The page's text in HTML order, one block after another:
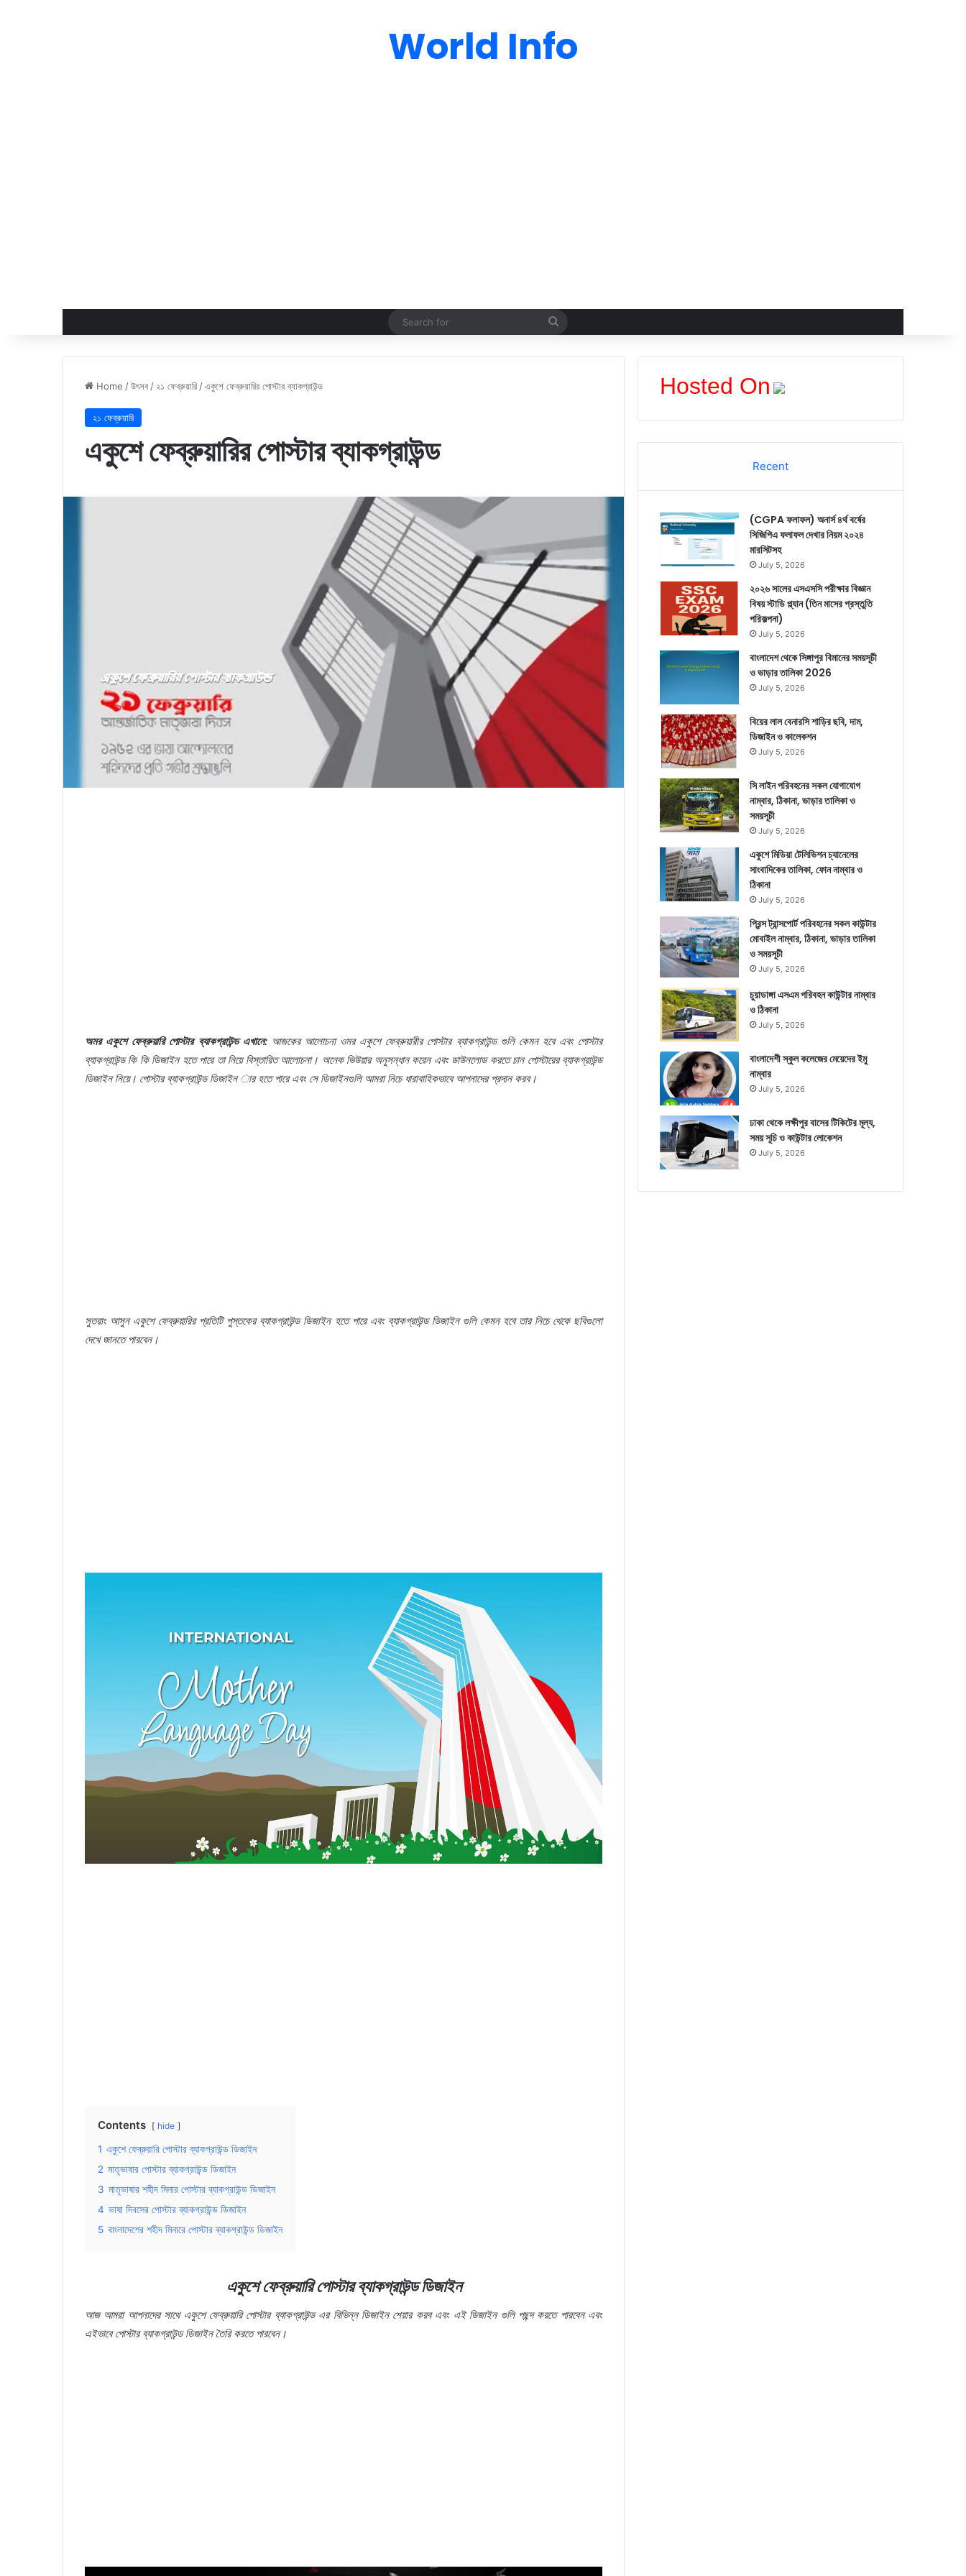
World Info
Search
Home /উৎসব /২১ ফেব্রুয়ারি /একুশে ফেব্রুয়ারির পোস্টার ব্যাকগ্রাউন্ড
২১ ফেব্রুয়ারি
একুশে ফেব্রুয়ারির পোস্টার ব্যাকগ্রাউন্ড
অমর একুশে ফেব্রুয়ারি পোস্টার ব্যাকগ্রাউন্ড এখানে: আজকের আলোচনা ওমর একুশে ফেব্রুয়ারীর পোস্টার ব্যাকগ্রাউন্ড গুলি কেমন হবে এবং পোস্টার
ব্যাকগ্রাউন্ড কি কি ডিজাইন হতে পারে তা নিয়ে বিস্তারিত আলোচনা। অনেক ভিউয়ার অনুসন্ধান করেন এবং ডাউনলোড করতে চান পোস্টারের ব্যাকগ্রাউন্ড
ডিজাইন নিয়ে। পোস্টার ব্যাকগ্রাউন্ড ডিজাইন ার হতে পারে এবং সে ডিজাইনগুলি আমরা নিচে ধারাবাহিকভাবে আপনাদের প্রদান করব।
সুতরাং আসুন একুশে ফেব্রুয়ারির প্রতিটি পুস্তকের ব্যাকগ্রাউন্ড ডিজাইন হতে পারে এবং ব্যাকগ্রাউন্ড ডিজাইন গুলি কেমন হবে তার নিচে থেকে ছবিগুলো
দেখে জানতে পারবেন।
Contents hide
1 একুশে ফেব্রুয়ারি পোস্টার ব্যাকগ্রাউন্ড ডিজাইন
2 মাতৃভাষার পোস্টার ব্যাকগ্রাউন্ড ডিজাইন
3 মাতৃভাষার শহীদ মিনার পোস্টার ব্যাকগ্রাউন্ড ডিজাইন
4 ভাষা দিবসের পোস্টার ব্যাকগ্রাউন্ড ডিজাইন
5 বাংলাদেশের শহীদ মিনারে পোস্টার ব্যাকগ্রাউন্ড ডিজাইন
একুশে ফেব্রুয়ারিপোস্টারব্যাকগ্রাউন্ডডিজাইন
আজ আমরা আপনাদের সাথে একুশে ফেব্রুয়ারি পোস্টার ব্যাকগ্রাউন্ড এর বিভিন্ন ডিজাইন শেয়ার করব এবং এই ডিজাইন গুলি পছন্দ করতে পারবেন এবং
এইভাবে পোস্টার ব্যাকগ্রাউন্ড ডিজাইন তৈরি করতে পারবেন।
Hosted On
Recent
(CGPA ফলাফল) অনার্স ৪র্থ বর্ষের
সিজিপিএ ফলাফল দেখার নিয়ম ২০২৪
মারসিটসহ
July 5, 2026
২০২৬ সালের এসএসসি পরীক্ষার বিজ্ঞান
বিষয় স্টাডি প্ল্যান (তিন মাসের প্রস্তুতি
পরিকল্পনা)
July 5, 2026
বাংলাদেশ থেকে সিঙ্গাপুর বিমানের সময়সূচী
ও ভাড়ার তালিকা 2026
July 5, 2026
বিয়ের লাল বেনারসি শাড়ির ছবি, দাম,
ডিজাইন ও কালেকশন
July 5, 2026
সি লাইন পরিবহনের সকল যোগাযোগ
নাম্বার, ঠিকানা, ভাড়ার তালিকা ও
সময়সূচী
July 5, 2026
একুশে মিডিয়া টেলিভিশন চ্যানেলের
সাংবাদিকের তালিকা, ফোন নাম্বার ও
ঠিকানা
July 5, 2026
প্রিন্স ট্রান্সপোর্ট পরিবহনের সকল কাউন্টার
মোবাইল নাম্বার, ঠিকানা, ভাড়ার তালিকা
ও সময়সূচী
July 5, 2026
চুয়াডাঙ্গা এসএম পরিবহন কাউন্টার নাম্বার
ও ঠিকানা
July 5, 2026
বাংলাদেশী স্কুল কলেজের মেয়েদের ইমু
নাম্বার
July 5, 2026
ঢাকা থেকে লক্ষীপুর বাসের টিকিটের মূল্য,
সময় সূচি ও কাউন্টার লোকেশন
July 5, 2026